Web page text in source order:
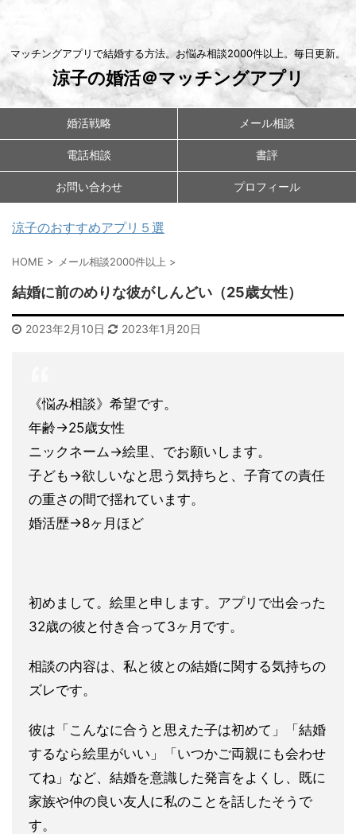
マッチングアプリで結婚する方法。お悩み相談2000件以上。毎日更新。
涼子の婚活＠マッチングアプリ
婚活戦略 メール相談
電話相談 書評
お問い合わせ プロフィール
涼子のおすすめアプリ５選
HOME > メール相談2000件以上 >
結婚に前のめりな彼がしんどい（25歳女性）
2023年2月10日 2023年1月20日
《悩み相談》希望です。
年齢→25歳女性
ニックネーム→絵里、でお願いします。
子ども→欲しいなと思う気持ちと、子育ての責任
の重さの間で揺れています。
婚活歴→8ヶ月ほど
初めまして。絵里と申します。アプリで出会った
32歳の彼と付き合って3ヶ月です。
相談の内容は、私と彼との結婚に関する気持ちの
ズレです。
彼は「こんなに合うと思えた子は初めて」「結婚
するなら絵里がいい」「いつかご両親にも会わせ
てね」など、結婚を意識した発言をよくし、既に
家族や仲の良い友人に私のことを話したそうで
す。